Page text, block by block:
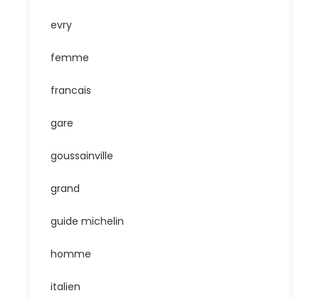
evry
femme
francais
gare
goussainville
grand
guide michelin
homme
italien